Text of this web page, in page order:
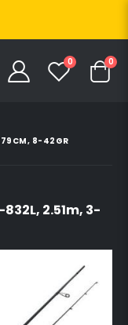
0 0
8-42GR
2.51m, 3-